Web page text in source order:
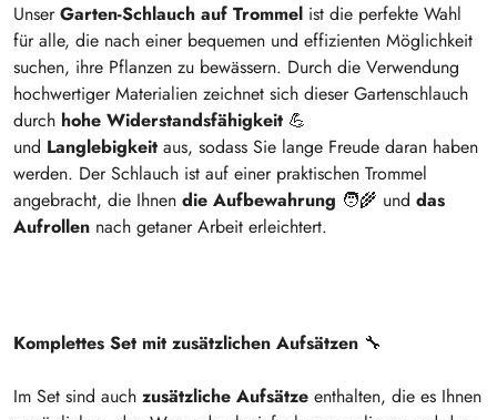
Unser Garten-Schlauch auf Trommel ist die perfekte Wahl
für alle, die nach einer bequemen und effizienten Möglichkeit
suchen, ihre Pflanzen zu bewässern. Durch die Verwendung
hochwertiger Materialien zeichnet sich dieser Gartenschlauch
durch hohe Widerstandsfähigkeit 💪
und Langlebigkeit aus, sodass Sie lange Freude daran haben
werden. Der Schlauch ist auf einer praktischen Trommel
angebracht, die Ihnen die Aufbewahrung 🧑‍🌾 und das
Aufrollen nach getaner Arbeit erleichtert.
Komplettes Set mit zusätzlichen Aufsätzen 🔧
Im Set sind auch zusätzliche Aufsätze enthalten, die es Ihnen